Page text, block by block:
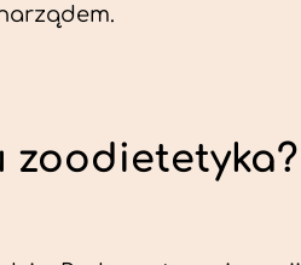
zoodietetyka?